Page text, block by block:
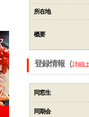
所在地
概要
登録情報（詳細
同窓生
同期会